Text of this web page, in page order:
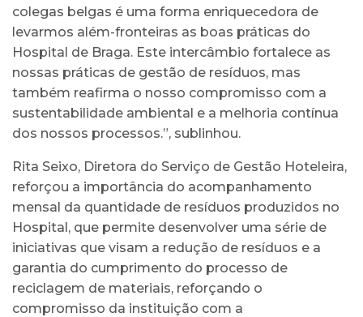
colegas belgas é uma forma enriquecedora de
levarmos além-fronteiras as boas práticas do
Hospital de Braga. Este intercâmbio fortalece as
nossas práticas de gestão de resíduos, mas
também reafirma o nosso compromisso com a
sustentabilidade ambiental e a melhoria contínua
dos nossos processos.”, sublinhou.
Rita Seixo, Diretora do Serviço de Gestão Hoteleira,
reforçou a importância do acompanhamento
mensal da quantidade de resíduos produzidos no
Hospital, que permite desenvolver uma série de
iniciativas que visam a redução de resíduos e a
garantia do cumprimento do processo de
reciclagem de materiais, reforçando o
compromisso da instituição com a